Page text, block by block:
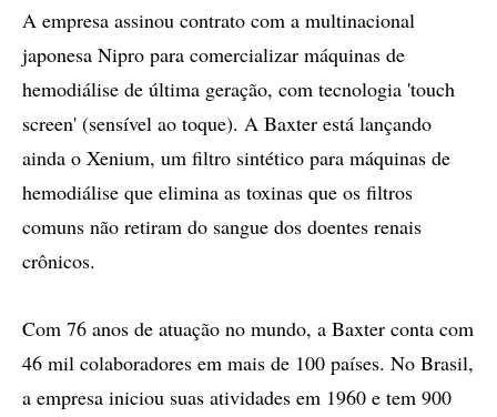
A empresa assinou contrato com a multinacional
japonesa Nipro para comercializar máquinas de
hemodiálise de última geração, com tecnologia 'touch
screen' (sensível ao toque). A Baxter está lançando
ainda o Xenium, um filtro sintético para máquinas de
hemodiálise que elimina as toxinas que os filtros
comuns não retiram do sangue dos doentes renais
crônicos.
Com 76 anos de atuação no mundo, a Baxter conta com
46 mil colaboradores em mais de 100 países. No Brasil,
a empresa iniciou suas atividades em 1960 e tem 900